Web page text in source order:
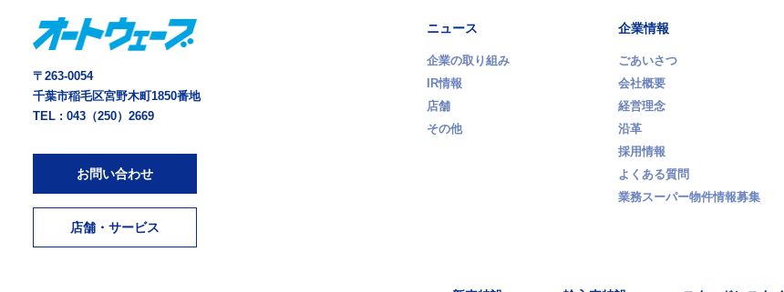
〒263-0054
千葉市稲毛区宮野木町1850番地
TEL :043（250）2669
お問い合わせ
店舗・サービス
ニュース
企業の取り組み
IR情報
店舗
その他
企業情報
ごあいさつ
会社概要
経営理念
沿革
採用情報
よくある質問
業務スーパー物件情報募集